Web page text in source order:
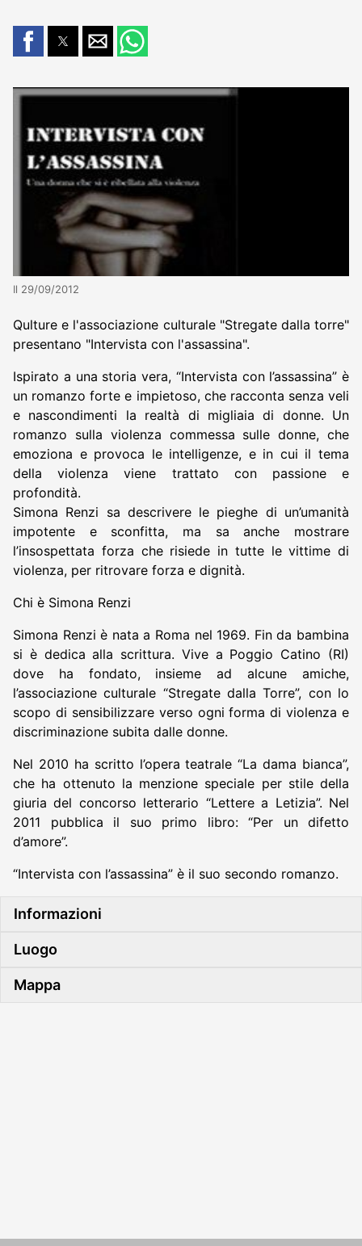
Il 29/09/2012
Qulture e l'associazione culturale "Stregate dalla torre"
presentano "Intervista con l'assassina".
Ispirato a una storia vera, “Intervista con l’assassina” è
un romanzo forte e impietoso, che racconta senza veli
e nascondimenti la realtà di migliaia di donne. Un
romanzo sulla violenza commessa sulle donne, che
emoziona e provoca le intelligenze, e in cui il tema
della violenza viene trattato con passione e
profondità.
Simona Renzi sa descrivere le pieghe di un’umanità
impotente e sconfitta, ma sa anche mostrare
l’insospettata forza che risiede in tutte le vittime di
violenza, per ritrovare forza e dignità.
Chi è Simona Renzi
Simona Renzi è nata a Roma nel 1969. Fin da bambina
si è dedica alla scrittura. Vive a Poggio Catino (RI)
dove ha fondato, insieme ad alcune amiche,
l’associazione culturale “Stregate dalla Torre”, con lo
scopo di sensibilizzare verso ogni forma di violenza e
discriminazione subita dalle donne.
Nel 2010 ha scritto l’opera teatrale “La dama bianca”,
che ha ottenuto la menzione speciale per stile della
giuria del concorso letterario “Lettere a Letizia”. Nel
2011 pubblica il suo primo libro: “Per un difetto
d’amore”.
“Intervista con l’assassina” è il suo secondo romanzo.
Informazioni
Luogo
Mappa